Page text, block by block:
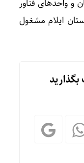
و واحدهای فناور
ایلام مشغول